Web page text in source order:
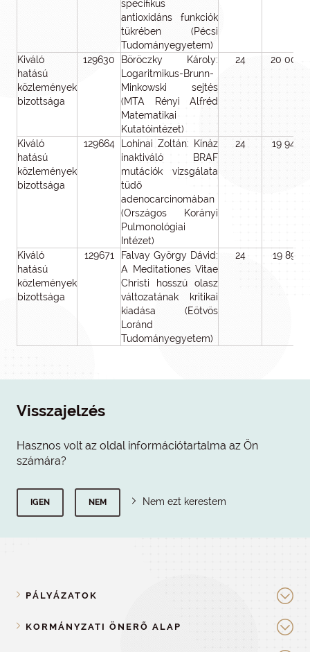
specifikus
antioxidáns funkciók
tükrében (Pécsi
Tudományegyetem)
Kiváló
hatású
közlemények
bizottsága
129630
Böröczky Károly:
Logaritmikus-Brunn-
Minkowski sejtés
(MTA Rényi Alfréd
Matematikai
Kutatóintézet)
24 20 000
Kiváló
hatású
közlemények
bizottsága
129664
Lohinai Zoltán: Kináz
inaktiváló BRAF
mutációk vizsgálata
tüdő
adenocarcinomában
(Országos Korányi
Pulmonológiai
Intézet)
24 19 940
Kiváló
hatású
közlemények
bizottsága
129671
Falvay György Dávid:
A Meditationes Vitae
Christi hosszú olasz
változatának kritikai
kiadása (Eötvös
Loránd
Tudományegyetem)
24 19 892
Visszajelzés
Hasznos volt az oldal információtartalma az Ön
számára?
IGEN NEM Nem ezt kerestem
PÁLYÁZATOK
KORMÁNYZATI ÖNERŐ ALAP